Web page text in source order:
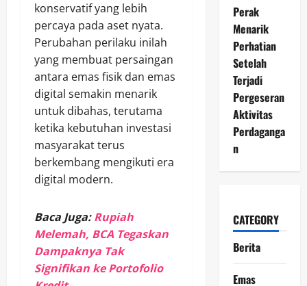
konservatif yang lebih
percaya pada aset nyata.
Perubahan perilaku inilah
yang membuat persaingan
antara emas fisik dan emas
digital semakin menarik
untuk dibahas, terutama
ketika kebutuhan investasi
masyarakat terus
berkembang mengikuti era
digital modern.
Baca Juga:Rupiah
Melemah, BCA Tegaskan
Dampaknya Tak
Signifikan ke Portofolio
Perak
Menarik
Perhatian
Setelah
Terjadi
Pergeseran
Aktivitas
Perdaganga
n
CATEGORY
Berita
Emas